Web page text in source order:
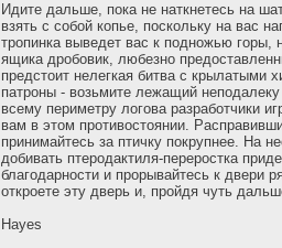
Идите дальше, пока не наткнетесь на
взять с собой копье, поскольку на вас
тропинка выведет вас к подножью горы,
ящика дробовик, любезно
предстоит нелегкая битва с крылатыми
патроны - возьмите лежащий
всему периметру логова разработчики
вам в этом противостоянии.
принимайтесь за птичку покрупнее. На
добивать птеродактиля-переростка
благодарности и прорывайтесь к двери
откроете эту дверь и, пройдя чуть
Hayes